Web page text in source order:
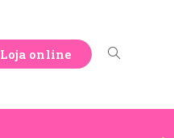
Loja online